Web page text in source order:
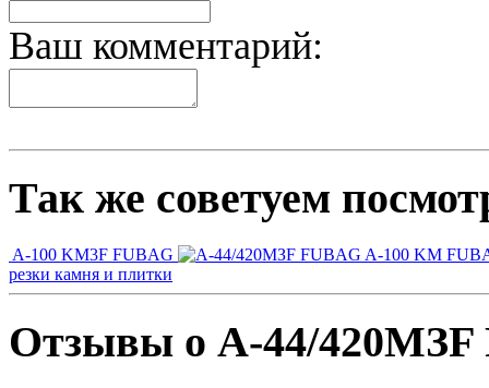
Ваш комментарий:
Так же советуем
A-100 KM3F FUBAG
A-100 KM
резки камня и плитки
Отзывы о A-44/420МЗF